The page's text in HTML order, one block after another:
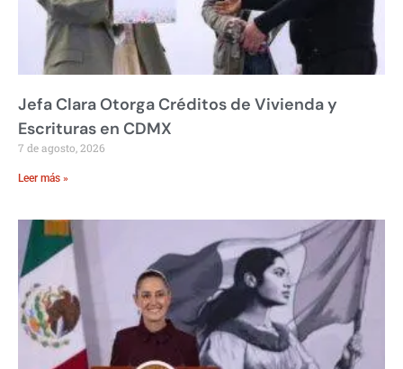
Jefa Clara Otorga Créditos de Vivienda y
Escrituras en CDMX
7 de agosto, 2026
Leer más »